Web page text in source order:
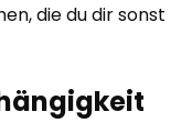
die du dir sonst